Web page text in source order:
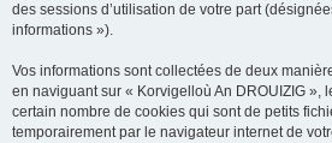
des sessions d’utilisation de votre part
informations »).
Vos informations sont collectées de deux
en naviguant sur « Korvigelloù An DROUIZIG »,
certain nombre de cookies qui sont de petits
temporairement par le navigateur internet de